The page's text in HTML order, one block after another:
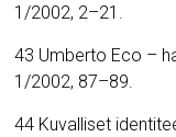
1/2002, 2–21.
43 Umberto Eco –
1/2002, 87–89.
44 Kuvalliset